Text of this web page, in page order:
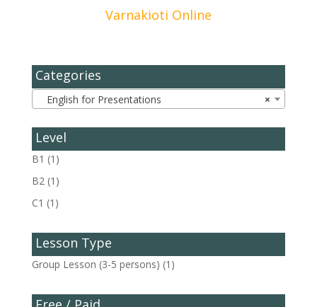
Varnakioti Online
Categories
×
English for Presentations
Level
B1 (1)
B2 (1)
C1 (1)
Lesson Type
Group Lesson (3-5 persons) (1)